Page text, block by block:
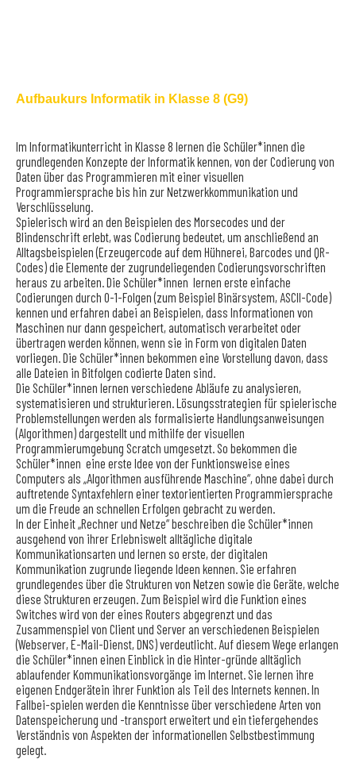
Aufbaukurs Informatik in Klasse 8 (G9)
Im Informatikunterricht in Klasse 8 lernen die Schüler*innen die
grundlegenden Konzepte der Informatik kennen, von der Codierung von
Daten über das Programmieren mit einer visuellen
Programmiersprache bis hin zur Netzwerkkommunikation und
Verschlüsselung.
Spielerisch wird an den Beispielen des Morsecodes und der
Blindenschrift erlebt, was Codierung bedeutet, um anschließend an
Alltagsbeispielen (Erzeugercode auf dem Hühnerei, Barcodes und QR-
Codes) die Elemente der zugrundeliegenden Codierungsvorschriften
heraus zu arbeiten. Die Schüler*innen lernen erste einfache
Codierungen durch 0-1-Folgen (zum Beispiel Binärsystem, ASCII-Code)
kennen und erfahren dabei an Beispielen, dass Informationen von
Maschinen nur dann gespeichert, automatisch verarbeitet oder
übertragen werden können, wenn sie in Form von digitalen Daten
vorliegen. Die Schüler*innen bekommen eine Vorstellung davon, dass
alle Dateien in Bitfolgen codierte Daten sind.
Die Schüler*innen lernen verschiedene Abläufe zu analysieren,
systematisieren und strukturieren. Lösungsstrategien für spielerische
Problemstellungen werden als formalisierte Handlungsanweisungen
(Algorithmen) dargestellt und mithilfe der visuellen
Programmierumgebung Scratch umgesetzt. So bekommen die
Schüler*innen eine erste Idee von der Funktionsweise eines
Computers als „Algorithmen ausführende Maschine“, ohne dabei durch
auftretende Syntaxfehlern einer textorientierten Programmiersprache
um die Freude an schnellen Erfolgen gebracht zu werden.
In der Einheit „Rechner und Netze“ beschreiben die Schüler*innen
ausgehend von ihrer Erlebniswelt alltägliche digitale
Kommunikationsarten und lernen so erste, der digitalen
Kommunikation zugrunde liegende Ideen kennen. Sie erfahren
grundlegendes über die Strukturen von Netzen sowie die Geräte, welche
diese Strukturen erzeugen. Zum Beispiel wird die Funktion eines
Switches wird von der eines Routers abgegrenzt und das
Zusammenspiel von Client und Server an verschiedenen Beispielen
(Webserver, E-Mail-Dienst, DNS) verdeutlicht. Auf diesem Wege erlangen
die Schüler*innen einen Einblick in die Hinter-gründe alltäglich
ablaufender Kommunikationsvorgänge im Internet. Sie lernen ihre
eigenen Endgerätein ihrer Funktion als Teil des Internets kennen. In
Fallbei-spielen werden die Kenntnisse über verschiedene Arten von
Datenspeicherung und -transport erweitert und ein tiefergehendes
Verständnis von Aspekten der informationellen Selbstbestimmung
gelegt.